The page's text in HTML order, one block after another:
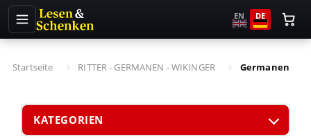
EN DE
Startseite RITTER - GERMANEN - WIKINGER Germanen
KATEGORIEN